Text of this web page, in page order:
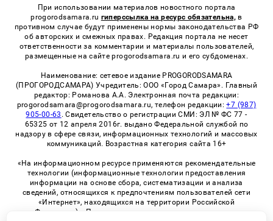
При использовании материалов новостного портала
progorodsamara.ru гиперссылка на ресурс обязательна, в
противном случае будут применены нормы законодательства РФ
об авторских и смежных правах. Редакция портала не несет
ответственности за комментарии и материалы пользователей,
размещенные на сайте progorodsamara.ru и его субдоменах.
Наименование: сетевое издание PROGORODSAMARA
(ПРОГОРОДСАМАРА) Учредитель: ООО «Город Самара». Главный
редактор: Романова А.А. Электронная почта редакции:
progorodsamara@progorodsamara.ru, телефон редакции:+7 (987)
905-00-63 . Свидетельство о регистрации СМИ: ЭЛ № ФС 77 -
65325 от 12 апреля 2016г. выдано Федеральной службой по
надзору в сфере связи, информационных технологий и массовых
коммуникаций. Возрастная категория сайта 16+
«На информационном ресурсе применяются рекомендательные
технологии (информационные технологии предоставления
информации на основе сбора, систематизации и анализа
сведений, относящихся к предпочтениям пользователей сети
«Интернет», находящихся на территории Российской
Федерации)». Правила применения рекомендательных